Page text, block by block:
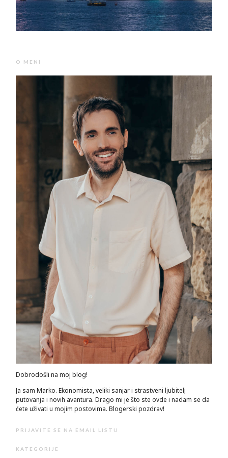
O MENI
Dobrodošli na moj blog!
Ja sam Marko. Ekonomista, veliki sanjar i strastveni ljubitelj
putovanja i novih avantura. Drago mi je što ste ovde i nadam se da
ćete uživati u mojim postovima. Blogerski pozdrav!
PRIJAVITE SE NA EMAIL LISTU
KATEGORIJE